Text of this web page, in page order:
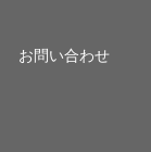
お問い合わせ